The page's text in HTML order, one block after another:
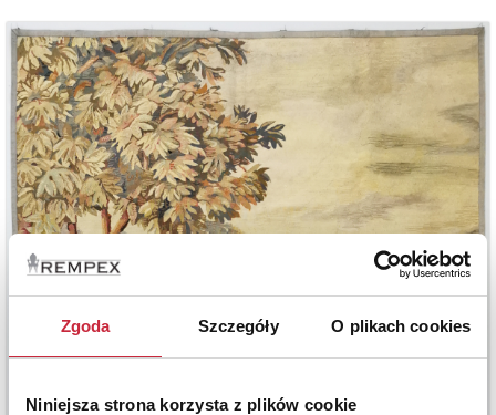
Zgoda Szczegóły O plikach cookies
Niniejsza strona korzysta z plików cookie